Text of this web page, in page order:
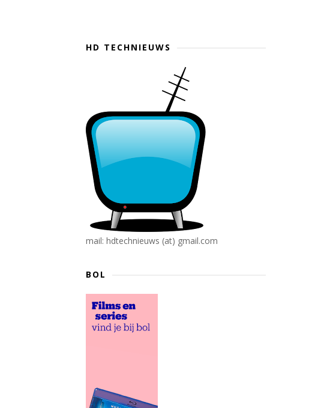
HD TECHNIEUWS
mail: hdtechnieuws (at) gmail.com
BOL